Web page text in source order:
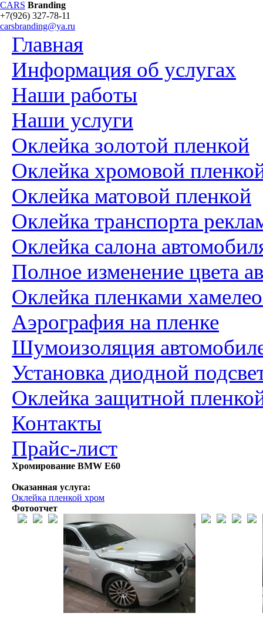
CARS Branding
+7(926) 327-78-11
carsbranding@ya.ru
Главная
Информация об услугах
Наши работы
Наши услуги
Оклейка золотой пленкой
Оклейка хромовой
Оклейка матовой пленкой
Оклейка транспорта
Оклейка салона
Полное изменение цвета
Оклейка пленками
Аэрография на пленке
Шумоизоляция
Установка диодной
Оклейка защитной
Контакты
Прайс-лист
Хромирование BMW E60
Оказанная услуга:
Оклейка пленкой хром
Фотоотчет